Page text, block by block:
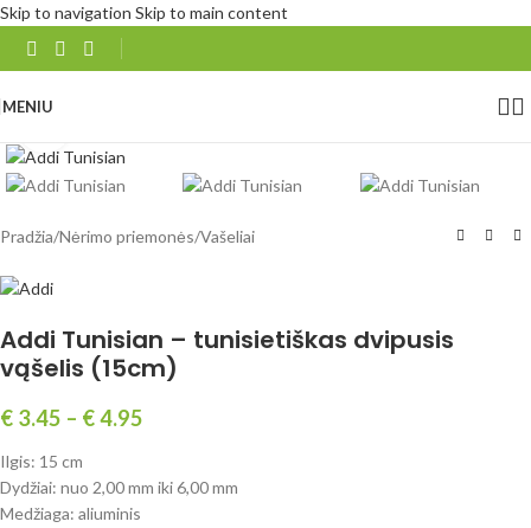
Skip to navigation Skip to main content
MENIU
Pradžia/Nėrimo priemonės/Vašeliai
Addi Tunisian – tunisietiškas dvipusis
vąšelis (15cm)
€ 3.45 – €4.95
Ilgis: 15 cm
Dydžiai: nuo 2,00 mm iki 6,00 mm
Medžiaga: aliuminis